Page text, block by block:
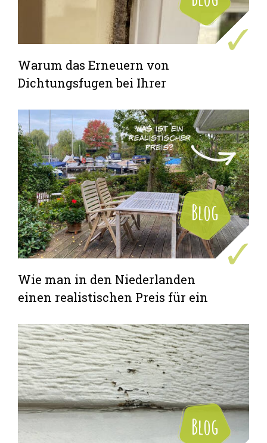
Warum das Erneuern von
Dichtungsfugen bei Ihrer
Blog
Wie man in den Niederlanden
einen realistischen Preis für ein
Blog